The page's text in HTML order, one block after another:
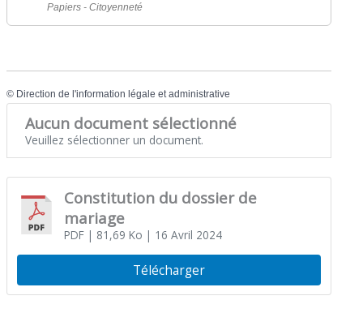
Papiers - Citoyenneté
© Direction de l'information légale et administrative
Aucun document sélectionné
Veuillez sélectionner un document.
Constitution du dossier de
mariage
PDF| 81,69 Ko | 16 Avril 2024
Télécharger